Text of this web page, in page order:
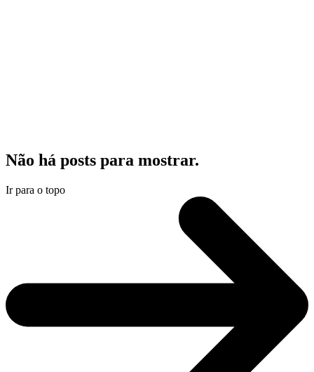
Não há posts para mostrar.
Ir para o topo